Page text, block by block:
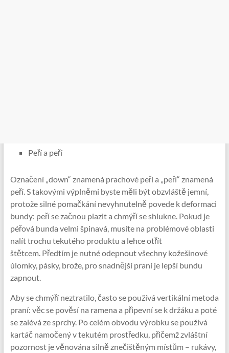
Peří a peří
Označení „down“ znamená prachové peří a „peří“ znamená
peří. S takovými výplněmi byste měli být obzvláště jemní,
protože silné pomačkání nevyhnutelně povede k deformaci
bundy: peří se začnou plazit a chmýří se shlukne. Pokud je
péřová bunda velmi špinavá, musíte na problémové oblasti
nalít trochu tekutého produktu a lehce otřít
štětcem. Předtím je nutné odepnout všechny kožešinové
úlomky, pásky, brože, pro snadnější praní je lepší bundu
zapnout.
Aby se chmýří neztratilo, často se používá vertikální metoda
praní: věc se pověsí na ramena a připevní se k držáku a poté
se zalévá ze sprchy. Po celém obvodu výrobku se používá
kartáč namočený v tekutém prostředku, přičemž zvláštní
pozornost je věnována silně znečištěným místům – rukávy,